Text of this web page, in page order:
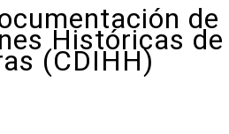
de
Históricas de
(CDIHH)